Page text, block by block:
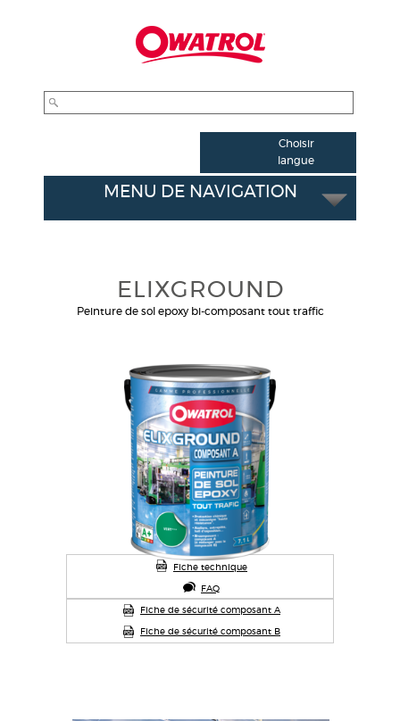
Choisir
langue
Français
Dansk
ελληνικά
中国
Polski
Australia
česká republika
Россия
MENU DE NAVIGATION
ELIXGROUND
Peinture de sol epoxy bi-composant tout traffic
Fiche technique
FAQ
Fiche de sécurité composant A
Fiche de sécurité composant B